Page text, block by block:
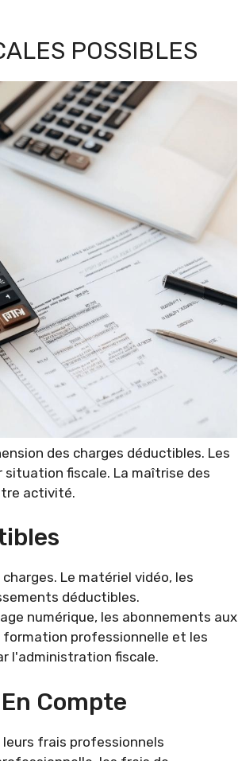
POSSIBLES
des charges déductibles. Les
situation fiscale. La maîtrise des
activité.
Le matériel vidéo, les
déductibles.
numérique, les abonnements aux
professionnelle et les
l'administration fiscale.
Compte
frais professionnels